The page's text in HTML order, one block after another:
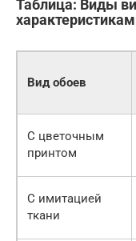
Таблица: Виды
Вид обоев
С цветочным
принтом
С имитацией
ткани